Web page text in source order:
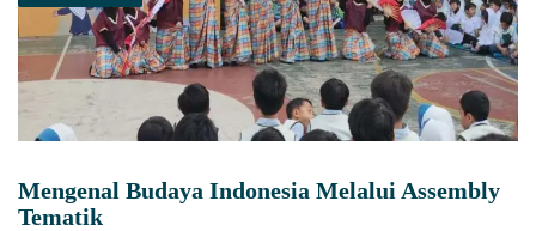
Mengenal Budaya Indonesia Melalui Assembly
Tematik